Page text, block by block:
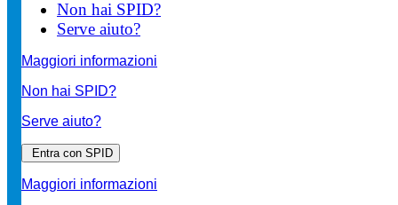
Non hai SPID?
Serve aiuto?
Maggiori informazioni
Non hai SPID?
Serve aiuto?
Entra con SPID
Maggiori informazioni